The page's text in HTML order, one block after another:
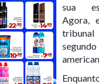
sua
Agora,